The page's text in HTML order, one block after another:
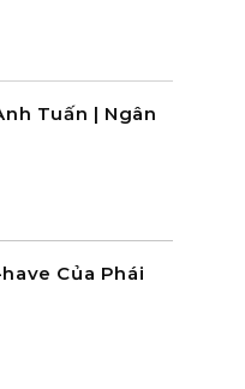
Tuấn | Ngân
Của Phái